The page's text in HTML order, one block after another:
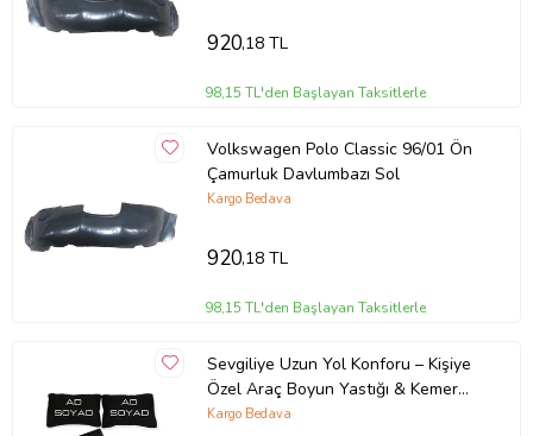
920,18 TL
98,15 TL'den Başlayan Taksitlerle
Volkswagen Polo Classic 96/01 Ön
Çamurluk Davlumbazı Sol
Kargo Bedava
920,18 TL
98,15 TL'den Başlayan Taksitlerle
Sevgiliye Uzun Yol Konforu – Kişiye
Özel Araç Boyun Yastığı & Kemer
Pedi Hediye Seti
Kargo Bedava